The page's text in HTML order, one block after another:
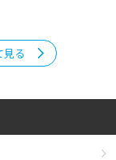
る